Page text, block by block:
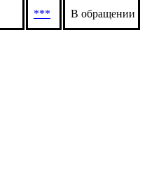
*** В обращении